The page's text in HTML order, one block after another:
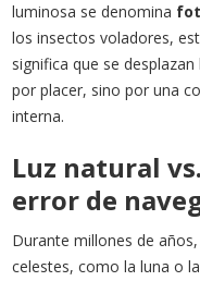
luminosa se denomina
los insectos voladores,
significa que se
por placer, sino por una
interna.
Luz natural
error de
Durante millones de
celestes, como la luna o